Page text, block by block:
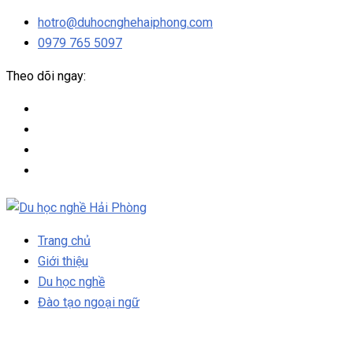
hotro@duhocnghehaiphong.com
0979 765 5097
Theo dõi ngay:
Trang chủ
Giới thiệu
Du học nghề
Đào tạo ngoại ngữ